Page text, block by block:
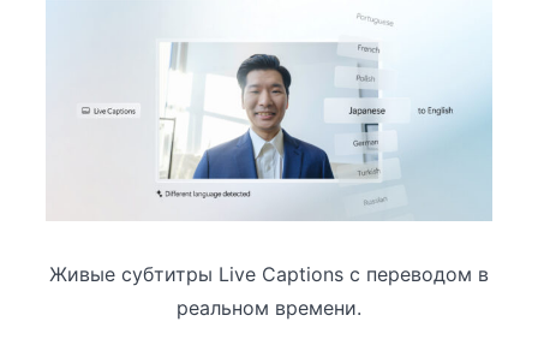
Живые субтитры Live Captions с переводом в
реальном времени.